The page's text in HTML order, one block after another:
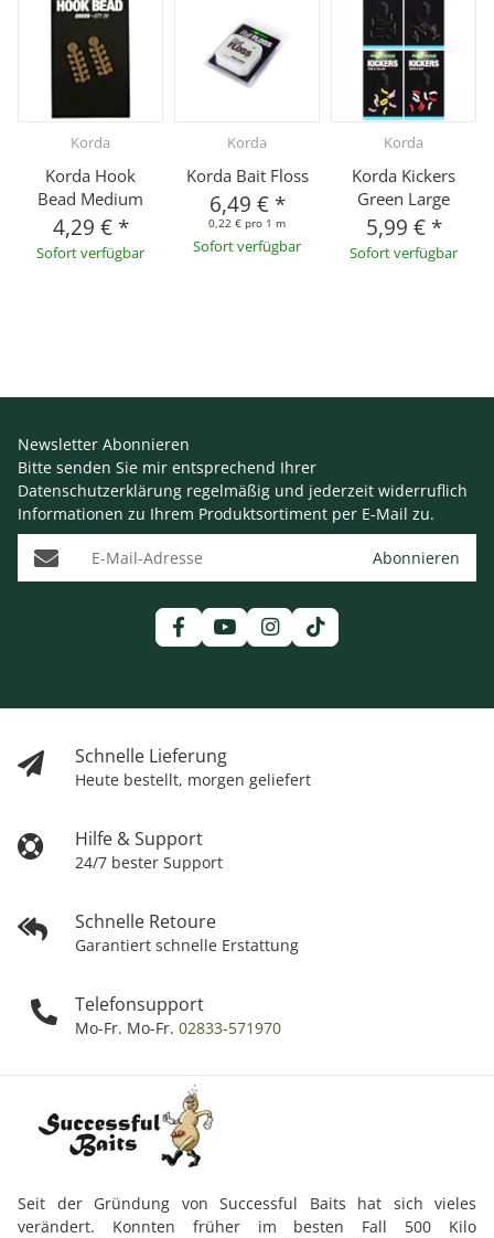
Korda
Korda Hook
Bead Medium
4,29 € *
Sofort verfügbar
Korda
Korda Bait Floss
6,49 € *
0,22 € pro 1 m
Sofort verfügbar
Korda
Korda Kickers
Green Large
5,99 € *
Sofort verfügbar
Schnelle Lieferung
Heute bestellt, morgen geliefert
Hilfe & Support
24/7 bester Support
Schnelle Retoure
Garantiert schnelle Erstattung
Telefonsupport
Mo-Fr. Mo-Fr. 02833-571970
Newsletter Abonnieren
Bitte senden Sie mir entsprechend Ihrer
Datenschutzerklärung regelmäßig und jederzeit widerruflich
Informationen zu Ihrem Produktsortiment per E-Mail zu.
E-Mail-Adresse Abonnieren
Seit der Gründung von Successful Baits hat sich vieles
verändert. Konnten früher im besten Fall 500 Kilo